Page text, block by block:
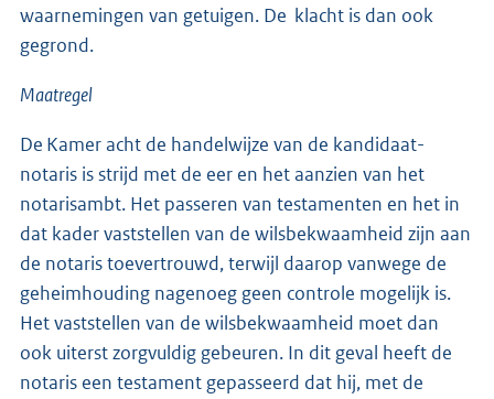
waarnemingen van getuigen. De klacht is dan ook
gegrond.
Maatregel
De Kamer acht de handelwijze van de kandidaat-
notaris is strijd met de eer en het aanzien van het
notarisambt. Het passeren van testamenten en het in
dat kader vaststellen van de wilsbekwaamheid zijn aan
de notaris toevertrouwd, terwijl daarop vanwege de
geheimhouding nagenoeg geen controle mogelijk is.
Het vaststellen van de wilsbekwaamheid moet dan
ook uiterst zorgvuldig gebeuren. In dit geval heeft de
notaris een testament gepasseerd dat hij, met de